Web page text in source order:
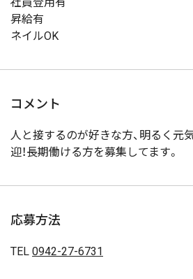
昇給有
ネイルOK
コメント
人と接するのが好きな方、明るく元
迎！長期働ける方を募集してます。
応募方法
TEL 0942-27-6731